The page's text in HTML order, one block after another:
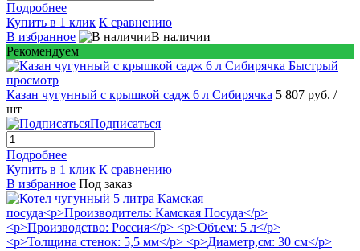
Подробнее
Купить в 1 клик К сравнению
В избранное
В наличии
Рекомендуем
Быстрый
просмотр
Казан чугунный с крышкой садж 6 л Сибирячка 5 807 руб. /
шт
Подписаться
Подробнее
Купить в 1 клик К сравнению
В избранное Под заказ